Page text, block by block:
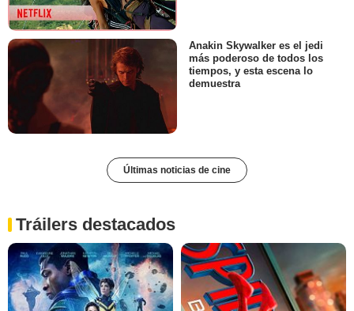
Anakin Skywalker es el jedi
más poderoso de todos los
tiempos, y esta escena lo
demuestra
Últimas noticias de cine
Tráilers destacados